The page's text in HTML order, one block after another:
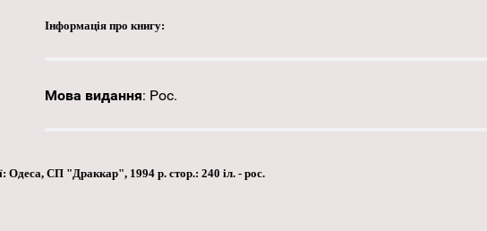
Інформація про книгу:
Мова видання: Рос.
СП "Драккар", 1994 р. стор.: 240 іл. - рос.